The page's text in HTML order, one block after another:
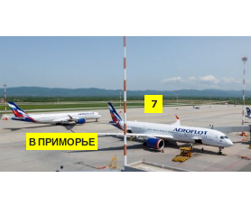
7
В ПРИМОРЬЕ